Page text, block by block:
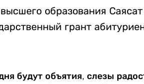
образования
грант
будут объятия, слезы